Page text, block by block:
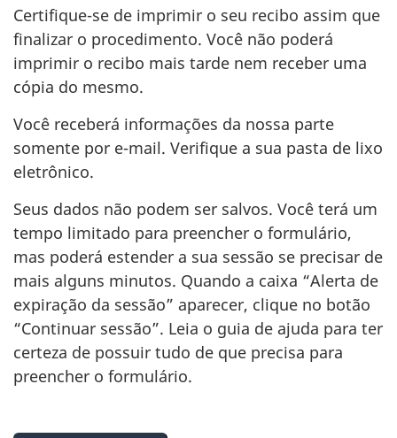
Certifique-se de imprimir o seu recibo assim que
finalizar o procedimento. Você não poderá
imprimir o recibo mais tarde nem receber uma
cópia do mesmo.
Você receberá informações da nossa parte
somente por e-mail. Verifique a sua pasta de lixo
eletrônico.
Seus dados não podem ser salvos. Você terá um
tempo limitado para preencher o formulário,
mas poderá estender a sua sessão se precisar de
mais alguns minutos. Quando a caixa “Alerta de
expiração da sessão” aparecer, clique no botão
“Continuar sessão”. Leia o guia de ajuda para ter
certeza de possuir tudo de que precisa para
preencher o formulário.